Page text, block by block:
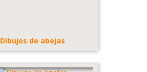
Dibujos de abejas